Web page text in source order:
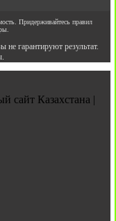
Придерживайтесь правил
гарантируют результат.
сайт Казахстана |